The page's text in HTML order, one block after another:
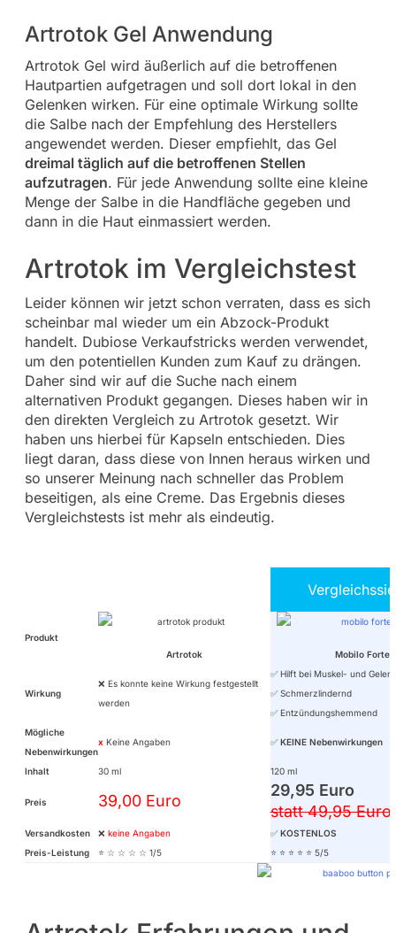
Artrotok Gel Anwendung
Artrotok Gel wird äußerlich auf die betroffenen
Hautpartien aufgetragen und soll dort lokal in den
Gelenken wirken. Für eine optimale Wirkung sollte
die Salbe nach der Empfehlung des Herstellers
angewendet werden. Dieser empfiehlt, das Gel
dreimal täglich auf die betroffenen Stellen
aufzutragen. Für jede Anwendung sollte eine kleine
Menge der Salbe in die Handfläche gegeben und
dann in die Haut einmassiert werden.
Artrotok im Vergleichstest
Leider können wir jetzt schon verraten, dass es sich
scheinbar mal wieder um ein Abzock-Produkt
handelt. Dubiose Verkaufstricks werden verwendet,
um den potentiellen Kunden zum Kauf zu drängen.
Daher sind wir auf die Suche nach einem
alternativen Produkt gegangen. Dieses haben wir in
den direkten Vergleich zu Artrotok gesetzt. Wir
haben uns hierbei für Kapseln entschieden. Dies
liegt daran, dass diese von Innen heraus wirken und
so unserer Meinung nach schneller das Problem
beseitigen, als eine Creme. Das Ergebnis dieses
Vergleichstests ist mehr als eindeutig.
Produkt
Artrotok
Mobilo Forte
Wirkung
❌ Es konnte keine Wirkung festgestellt
werden
✅ Hilft bei Muskel- und
✅ Schmerzlindernd
✅ Entzündungshemmend
Mögliche
Nebenwirkungen
xKeine Angaben ✅ KEINE Nebenwirkungen
Inhalt 30 ml 120 ml
Preis 39,00 Euro
29,95 Euro
statt 49,95 Euro
Versandkosten ❌ keine Angaben ✅ KOSTENLOS
Preis-Leistung
⭐ ☆ ☆ ☆ ☆ 1/5 ⭐ ⭐ ⭐ ⭐ ⭐ 5/5